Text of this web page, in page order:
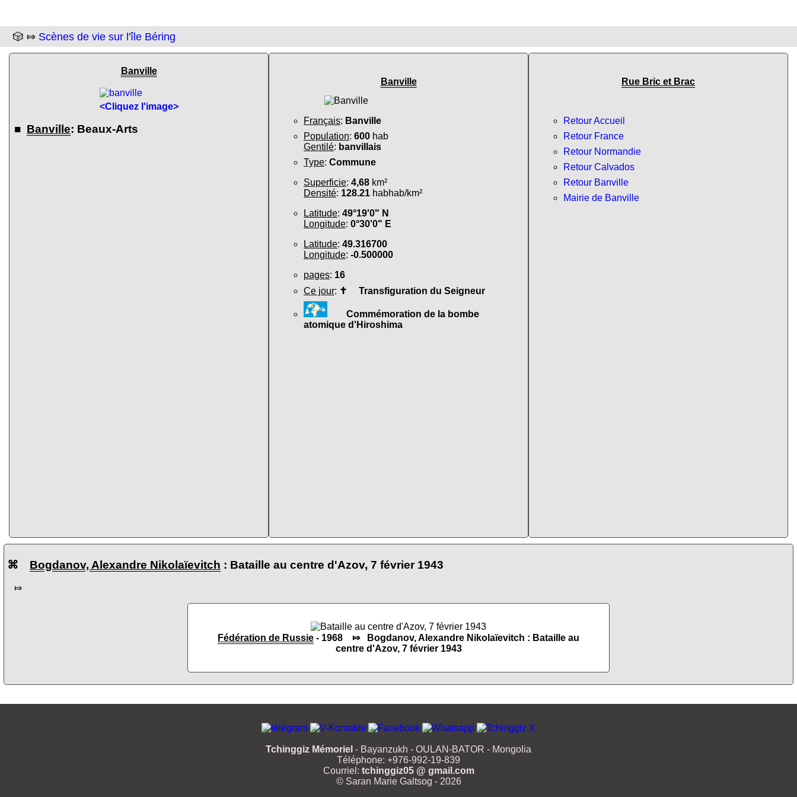
🎲 ⤇ Scènes de vie sur l'île Béring
Banville
<Cliquez l'image>
■ Banville: Beaux-Arts
Banville
Français: Banville
Population: 600 hab
Gentilé: banvillais
Type: Commune
Superficie: 4,68 km²
Densité: 128.21 habhab/km²
Latitude: 49°19'0" N
Longitude: 0°30'0" E
Latitude: 49.316700
Longitude: -0.500000
pages: 16
Ce jour: ✝ Transfiguration du Seigneur
Commémoration de la bombe
atomique d'Hiroshima
Rue Bric et Brac
Retour Accueil
Retour France
Retour Normandie
Retour Calvados
Retour Banville
Mairie de Banville
⌘ Bogdanov, Alexandre Nikolaïevitch : Bataille au centre d'Azov, 7 février 1943
⤇
Fédération de Russie - 1968 ⤇ Bogdanov, Alexandre Nikolaïevitch : Bataille au
centre d'Azov, 7 février 1943
Tchinggiz Mémoriel - Bayanzukh - OULAN-BATOR - Mongolia
Téléphone: +976-992-19-839
Courriel: tchinggiz05 @ gmail.com
© Saran Marie Galtsog - 2026